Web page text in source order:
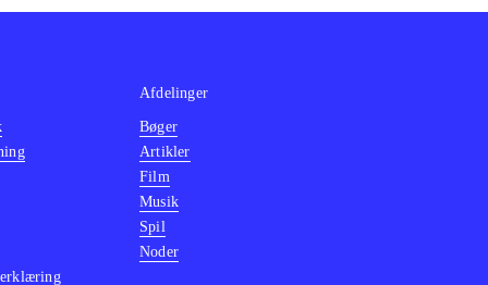
Afdelinger
Bøger
Artikler
Film
Musik
Spil
Noder